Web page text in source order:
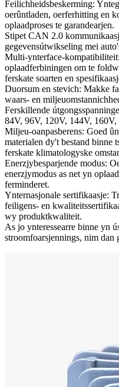
Feilichheidsbeskerming:
oerûntladen, oerferhitting en
oplaadproses te garandearjen.
Stipet CAN 2.0
gegevensútwikseling mei
Multi-ynterface-
oplaadferbiningen om te
ferskate soarten en
Duorsum en stevich: Makke
waars- en
Ferskillende
84V, 96V, 120V, 144V, 160V,
Miljeu-oanpasberens: Goed
materialen dy't bestand binne
ferskate klimatologyske
Enerzjybesparjende modus:
enerzjymodus as net yn
ferminderet.
Ynternasjonale sertifikaasje:
feiligens- en
wy produktkwaliteit.
As jo ​​ynteressearre binne yn
stroomfoarsjennings, nim dan